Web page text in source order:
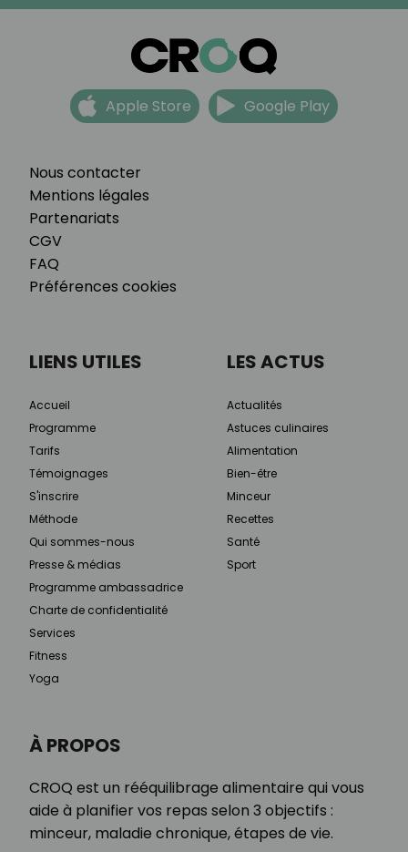
Nous contacter
Mentions légales
Partenariats
CGV
FAQ
Préférences cookies
Apple Store Google Play
À PROPOS
CROQ est un rééquilibrage alimentaire qui vous
aide à planifier vos repas selon 3 objectifs :
minceur, maladie chronique, étapes de vie.
LIENS UTILES
Accueil
Programme
Tarifs
Témoignages
S'inscrire
Méthode
Qui sommes-nous
Presse & médias
Programme ambassadrice
Charte de confidentialité
Services
Fitness
Yoga
LES ACTUS
Actualités
Astuces culinaires
Alimentation
Bien-être
Minceur
Recettes
Santé
Sport